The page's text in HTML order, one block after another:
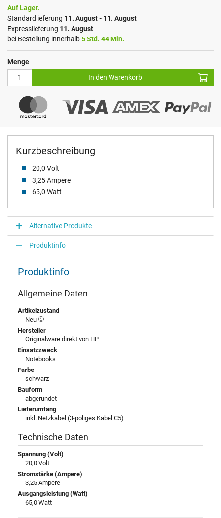
Kurzbeschreibung
20,0 Volt
3,25 Ampere
65,0 Watt
Auf Lager.
Standardlieferung 11. August - 11. August
Expresslieferung 11. August
bei Bestellung innerhalb5 Std. 44 Min.
Menge
In den Warenkorb
Alternative Produkte
Produktinfo
Produktinfo
Allgemeine Daten
Artikelzustand
Neu
Hersteller
Originalware direkt von HP
Einsatzzweck
Notebooks
Farbe
schwarz
Bauform
abgerundet
Lieferumfang
inkl. Netzkabel (3-poliges Kabel C5)
Technische Daten
Spannung (Volt)
20,0 Volt
Stromstärke (Ampere)
3,25 Ampere
Ausgangsleistung (Watt)
65,0 Watt